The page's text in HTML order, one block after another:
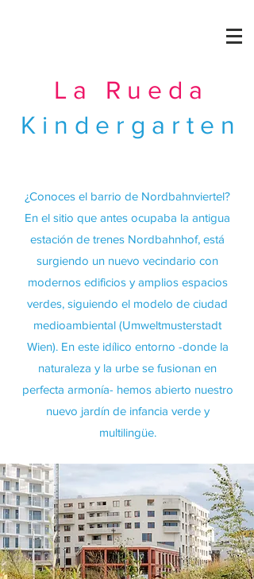
La Rueda
Kindergarten
¿Conoces el barrio de Nordbahnviertel?
En el sitio que antes ocupaba la antigua
estación de trenes Nordbahnhof, está
surgiendo un nuevo vecindario con
modernos edificios y amplios espacios
verdes, siguiendo el modelo de ciudad
medioambiental (Umweltmusterstadt
Wien). En este idílico entorno -donde la
naturaleza y la urbe se fusionan en
perfecta armonía- hemos abierto nuestro
nuevo jardín de infancia verde y
multilingüe.